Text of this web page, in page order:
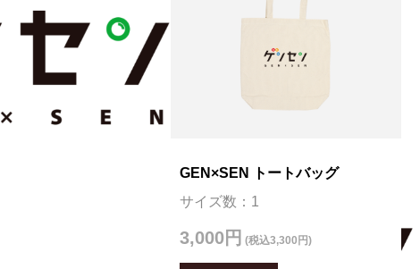
GEN×SEN トートバッグ
サイズ数：1
3,000円 (税込3,300円)